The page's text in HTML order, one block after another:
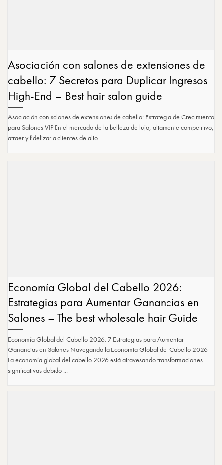
Asociación con salones de extensiones de
cabello: 7 Secretos para Duplicar Ingresos
High-End – Best hair salon guide
Asociación con salones de extensiones de cabello: Estrategia de Crecimiento
para Salones VIP En el mercado de la belleza de lujo, altamente competitivo,
atraer y fidelizar a clientes de alto ...
Economía Global del Cabello 2026:
Estrategias para Aumentar Ganancias en
Salones – The best wholesale hair Guide
Economía Global del Cabello 2026: 7 Estrategias para Aumentar
Ganancias en Salones Navegando la Economía Global del Cabello 2026
La economía global del cabello 2026 está atravesando transformaciones
significativas debido ...